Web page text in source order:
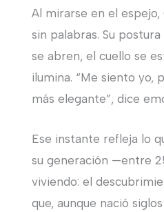
Al mirarse en el espejo,
sin palabras. Su
se abren, el cuello se
ilumina. “Me siento yo,
más elegante”, dice
Ese instante refleja lo
su generación —entre
viviendo: el
que, aunque nació